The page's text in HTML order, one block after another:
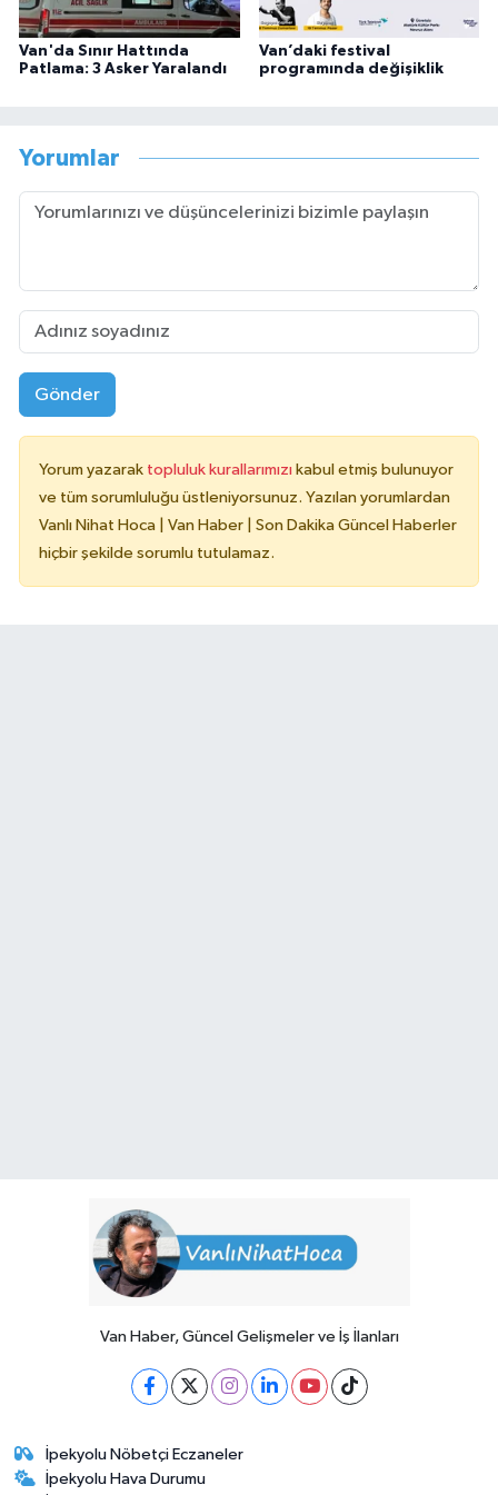
Van'da Sınır Hattında
Patlama: 3 Asker Yaralandı
Van’daki festival
programında değişiklik
Yorumlar
Gönder
Yorum yazarak topluluk kurallarımızı kabul etmiş bulunuyor
ve tüm sorumluluğu üstleniyorsunuz. Yazılan yorumlardan
Vanlı Nihat Hoca | Van Haber | Son Dakika Güncel Haberler
hiçbir şekilde sorumlu tutulamaz.
Van Haber, Güncel Gelişmeler ve İş İlanları
İpekyolu Nöbetçi Eczaneler
İpekyolu Hava Durumu